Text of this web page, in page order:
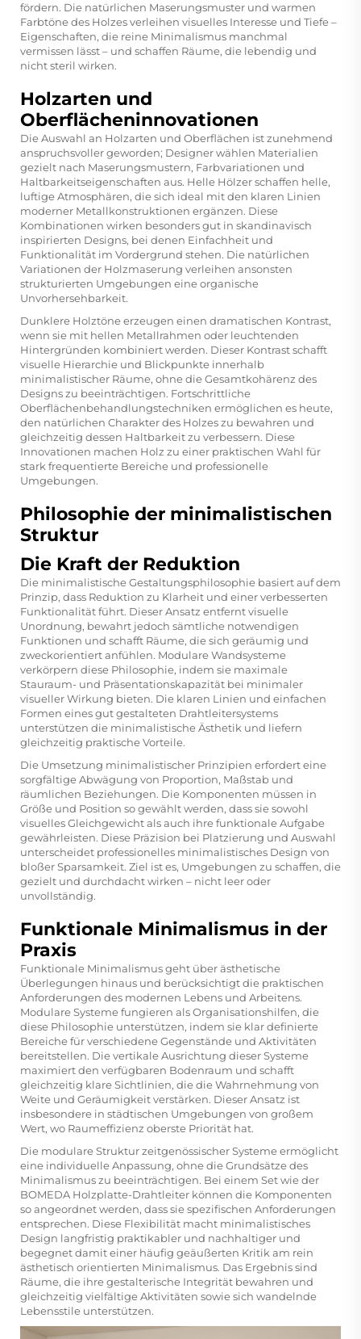
fördern. Die natürlichen Maserungsmuster und warmen
Farbtöne des Holzes verleihen visuelles Interesse und Tiefe –
Eigenschaften, die reine Minimalismus manchmal
vermissen lässt – und schaffen Räume, die lebendig und
nicht steril wirken.
Holzarten und
Oberflächeninnovationen
Die Auswahl an Holzarten und Oberflächen ist zunehmend
anspruchsvoller geworden; Designer wählen Materialien
gezielt nach Maserungsmustern, Farbvariationen und
Haltbarkeitseigenschaften aus. Helle Hölzer schaffen helle,
luftige Atmosphären, die sich ideal mit den klaren Linien
moderner Metallkonstruktionen ergänzen. Diese
Kombinationen wirken besonders gut in skandinavisch
inspirierten Designs, bei denen Einfachheit und
Funktionalität im Vordergrund stehen. Die natürlichen
Variationen der Holzmaserung verleihen ansonsten
strukturierten Umgebungen eine organische
Unvorhersehbarkeit.
Dunklere Holztöne erzeugen einen dramatischen Kontrast,
wenn sie mit hellen Metallrahmen oder leuchtenden
Hintergründen kombiniert werden. Dieser Kontrast schafft
visuelle Hierarchie und Blickpunkte innerhalb
minimalistischer Räume, ohne die Gesamtkohärenz des
Designs zu beeinträchtigen. Fortschrittliche
Oberflächenbehandlungstechniken ermöglichen es heute,
den natürlichen Charakter des Holzes zu bewahren und
gleichzeitig dessen Haltbarkeit zu verbessern. Diese
Innovationen machen Holz zu einer praktischen Wahl für
stark frequentierte Bereiche und professionelle
Umgebungen.
Philosophie der minimalistischen
Struktur
Die Kraft der Reduktion
Die minimalistische Gestaltungsphilosophie basiert auf dem
Prinzip, dass Reduktion zu Klarheit und einer verbesserten
Funktionalität führt. Dieser Ansatz entfernt visuelle
Unordnung, bewahrt jedoch sämtliche notwendigen
Funktionen und schafft Räume, die sich geräumig und
zweckorientiert anfühlen. Modulare Wandsysteme
verkörpern diese Philosophie, indem sie maximale
Stauraum- und Präsentationskapazität bei minimaler
visueller Wirkung bieten. Die klaren Linien und einfachen
Formen eines gut gestalteten Drahtleitersystems
unterstützen die minimalistische Ästhetik und liefern
gleichzeitig praktische Vorteile.
Die Umsetzung minimalistischer Prinzipien erfordert eine
sorgfältige Abwägung von Proportion, Maßstab und
räumlichen Beziehungen. Die Komponenten müssen in
Größe und Position so gewählt werden, dass sie sowohl
visuelles Gleichgewicht als auch ihre funktionale Aufgabe
gewährleisten. Diese Präzision bei Platzierung und Auswahl
unterscheidet professionelles minimalistisches Design von
bloßer Sparsamkeit. Ziel ist es, Umgebungen zu schaffen, die
gezielt und durchdacht wirken – nicht leer oder
unvollständig.
Funktionale Minimalismus in der
Praxis
Funktionale Minimalismus geht über ästhetische
Überlegungen hinaus und berücksichtigt die praktischen
Anforderungen des modernen Lebens und Arbeitens.
Modulare Systeme fungieren als Organisationshilfen, die
diese Philosophie unterstützen, indem sie klar definierte
Bereiche für verschiedene Gegenstände und Aktivitäten
bereitstellen. Die vertikale Ausrichtung dieser Systeme
maximiert den verfügbaren Bodenraum und schafft
gleichzeitig klare Sichtlinien, die die Wahrnehmung von
Weite und Geräumigkeit verstärken. Dieser Ansatz ist
insbesondere in städtischen Umgebungen von großem
Wert, wo Raumeffizienz oberste Priorität hat.
Die modulare Struktur zeitgenössischer Systeme ermöglicht
eine individuelle Anpassung, ohne die Grundsätze des
Minimalismus zu beeinträchtigen. Bei einem Set wie der
BOMEDA Holzplatte-Drahtleiter können die Komponenten
so angeordnet werden, dass sie spezifischen Anforderungen
entsprechen. Diese Flexibilität macht minimalistisches
Design langfristig praktikabler und nachhaltiger und
begegnet damit einer häufig geäußerten Kritik am rein
ästhetisch orientierten Minimalismus. Das Ergebnis sind
Räume, die ihre gestalterische Integrität bewahren und
gleichzeitig vielfältige Aktivitäten sowie sich wandelnde
Lebensstile unterstützen.